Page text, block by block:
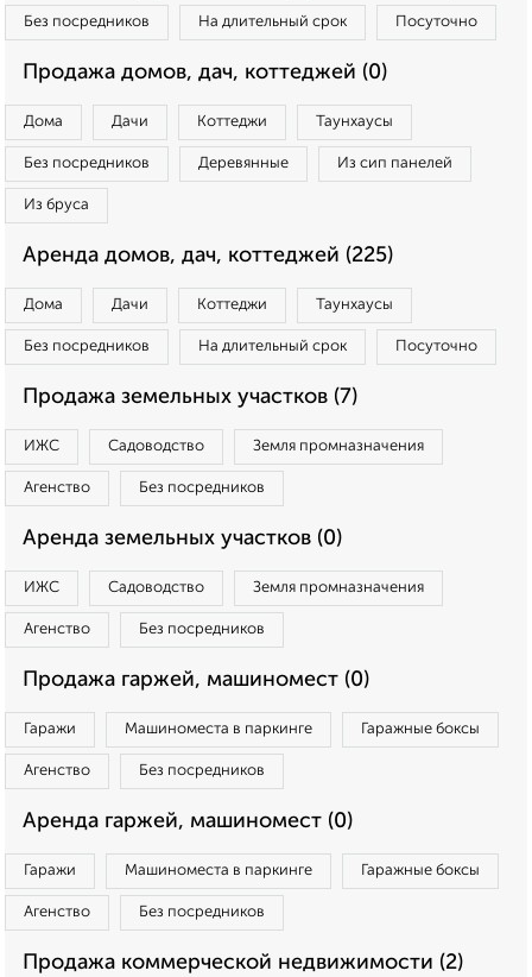
Без посредников На длительный срок Посуточно
Продажа домов, дач, коттеджей (0)
Дома Дачи Коттеджи Таунхаусы
Без посредников Деревянные Из сип панелей
Из бруса
Аренда домов, дач, коттеджей (225)
Дома Дачи Коттеджи Таунхаусы
Без посредников На длительный срок Посуточно
Продажа земельных участков (7)
ИЖС Садоводство Земля промназначения
Агенство Без посредников
Аренда земельных участков (0)
ИЖС Садоводство Земля промназначения
Агенство Без посредников
Продажа гаржей, машиномест (0)
Гаражи Машиноместа в паркинге Гаражные боксы
Агенство Без посредников
Аренда гаржей, машиномест (0)
Гаражи Машиноместа в паркинге Гаражные боксы
Агенство Без посредников
Продажа коммерческой недвижимости (2)